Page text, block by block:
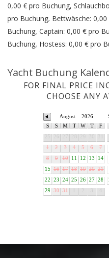
0,00 € pro Buchung,
pro Buchung, Bettwäsche:
Buchung, Captain: 0,00 € pro
Buchung, Hostess: 0,00 € pro
Yacht Buchung
FOR FINAL PRICE
CHOOSE ANY
2026
August
S
S M T W T
F
1
2 3 4 5 6
7
8
9 10 11 12 13
14
15
16 17 18 19 20 21
22
23 24 25 26 27
28
29
30 31